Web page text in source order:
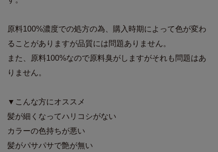
原料100%濃度での処方の為、購入時期によって色が変わ
ることがありますが品質には問題ありません。
また、原料100%なので原料臭がしますがそれも問題はあ
りません。
▼こんな方にオススメ
髪が細くなってハリコシがない
カラーの色持ちが悪い
髪がパサパサで艶が無い